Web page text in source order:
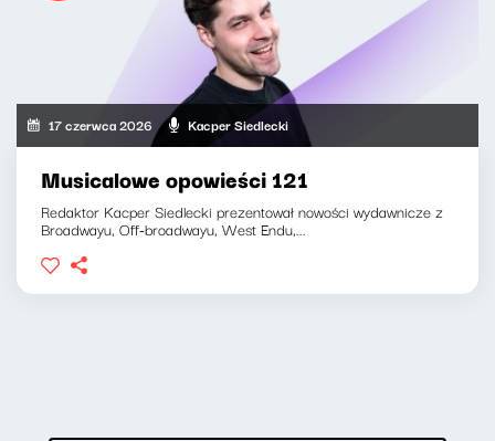
17 czerwca 2026 Kacper Siedlecki
Musicalowe opowieści 121
Redaktor Kacper Siedlecki prezentował nowości wydawnicze z
Broadwayu, Off-broadwayu, West Endu,...